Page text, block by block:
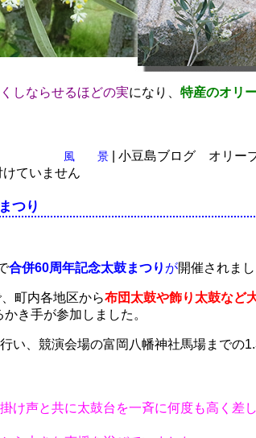
しならせるほどの実になり、 特産のオリ
風 景
小豆島ブログ オリー
ていません
つり
合併60周年記念太鼓まつり が開催されま
町内各地区から布団太鼓や飾り太鼓など
き手が参加しました。
い、競演会場の富岡八幡神社馬場までの
け声と共に太鼓台を一斉に何度も高く差